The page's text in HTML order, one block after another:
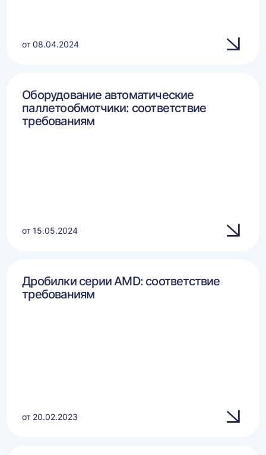
от 08.04.2024
Оборудование автоматические
паллетообмотчики: соответствие
требованиям
от 15.05.2024
Дробилки серии AMD: соответствие
требованиям
от 20.02.2023